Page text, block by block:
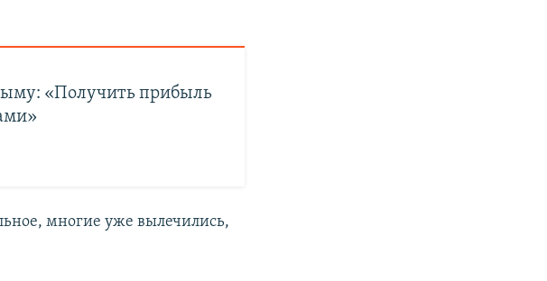
«Получить прибыль
многие уже вылечились,